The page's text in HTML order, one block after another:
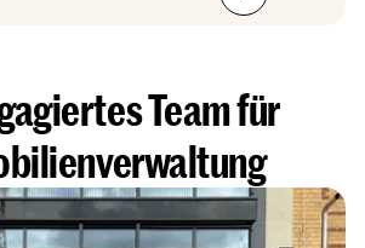
Team für